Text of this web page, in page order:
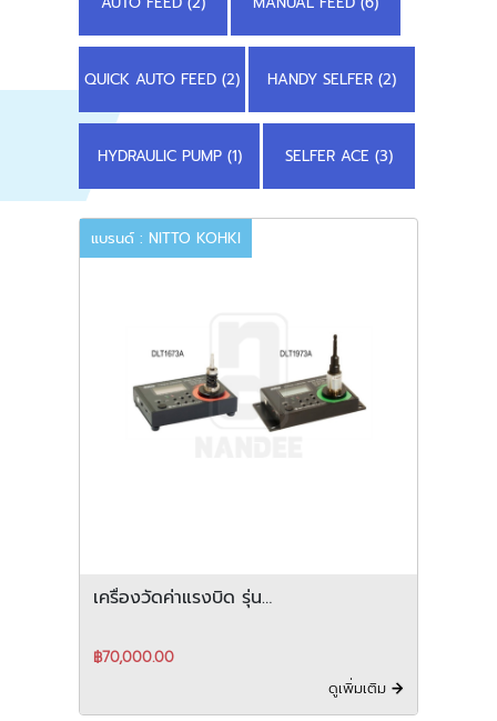
QUICK AUTO FEED (2) HANDY SELFER (2)
HYDRAULIC PUMP (1) SELFER ACE (3)
แบรนด์ : NITTO KOHKI
เครื่องวัดค่าแรงบิด รุ่น
฿70,000.00
ดูเพิ่มเติม